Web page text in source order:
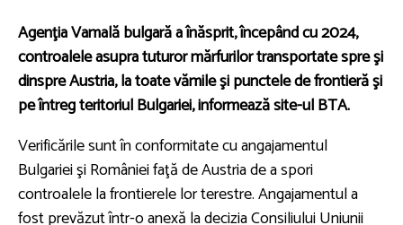
Agenţia Vamală bulgară a înăsprit, începând cu 2024,
controalele asupra tuturor mărfurilor transportate spre şi
dinspre Austria, la toate vămile şi punctele de frontieră şi
pe întreg teritoriul Bulgariei, informează site-ul BTA.
Verificările sunt în conformitate cu angajamentul
Bulgariei şi României faţă de Austria de a spori
controalele la frontierele lor terestre. Angajamentul a
fost prevăzut într-o anexă la decizia Consiliului Uniunii